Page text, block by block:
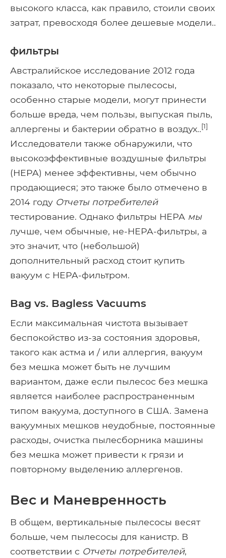
высокого класса, как правило, стоили своих
затрат, превосходя более дешевые модели..
фильтры
Австралийское исследование 2012 года
показало, что некоторые пылесосы,
особенно старые модели, могут принести
больше вреда, чем пользы, выпуская пыль,
аллергены и бактерии обратно в воздух..[1]
Исследователи также обнаружили, что
высокоэффективные воздушные фильтры
(HEPA) менее эффективны, чем обычно
продающиеся; это также было отмечено в
2014 году Отчеты потребителей
тестирование. Однако фильтры HEPA мы
лучше, чем обычные, не-HEPA-фильтры, а
это значит, что (небольшой)
дополнительный расход стоит купить
вакуум с HEPA-фильтром.
Bag vs. Bagless Vacuums
Если максимальная чистота вызывает
беспокойство из-за состояния здоровья,
такого как астма и / или аллергия, вакуум
без мешка может быть не лучшим
вариантом, даже если пылесос без мешка
является наиболее распространенным
типом вакуума, доступного в США. Замена
вакуумных мешков неудобные, постоянные
расходы, очистка пылесборника машины
без мешка может привести к грязи и
повторному выделению аллергенов.
Вес и Маневренность
В общем, вертикальные пылесосы весят
больше, чем пылесосы для канистр. В
соответствии с Отчеты потребителей,